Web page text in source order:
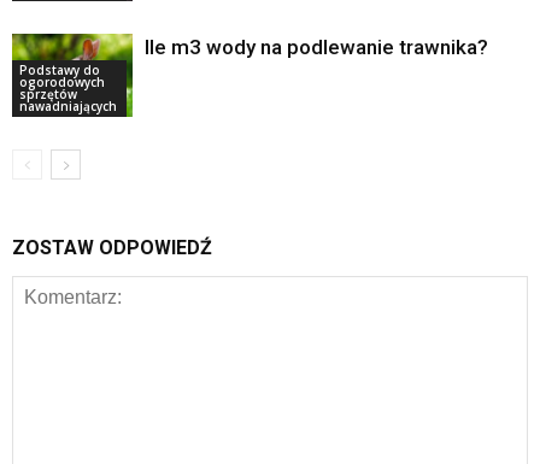
Podstawy do
ogorodowych
sprzętów
nawadniających
Ile m3 wody na podlewanie trawnika?
ZOSTAW ODPOWIEDŹ